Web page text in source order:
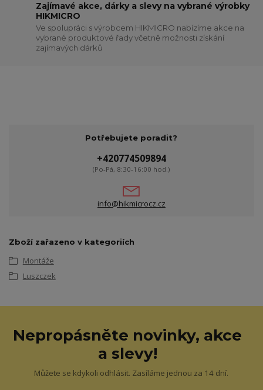
Zajímavé akce, dárky a slevy na vybrané výrobky
HIKMICRO
Ve spolupráci s výrobcem HIKMICRO nabízíme akce na
vybrané produktové řady včetně možnosti získání
zajímavých dárků
Potřebujete poradit?
+420774509894
(Po-Pá, 8:30-16:00 hod.)
info@hikmicrocz.cz
Zboží zařazeno v kategoriích
Montáže
Luszczek
Nepropásněte novinky, akce
a slevy!
Můžete se kdykoli odhlásit. Zasíláme jednou za 14 dní.